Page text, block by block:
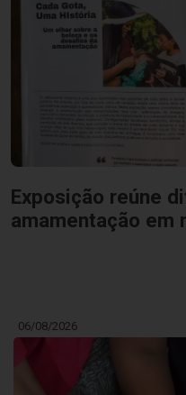
Exposição reúne
amamentação em
06/08/2026